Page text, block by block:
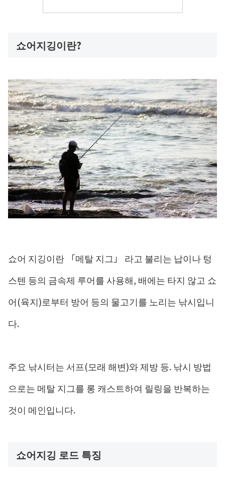
쇼어지깅이란?
쇼어 지깅이란 「메탈 지그」 라고 불리는 납이나 텅
스텐 등의 금속제 루어를 사용해, 배에는 타지 않고 쇼
어(육지)로부터 방어 등의 물고기를 노리는 낚시입니
다.
주요 낚시터는 서프(모래 해변)와 제방 등. 낚시 방법
으로는 메탈 지그를 롱 캐스트하여 릴링을 반복하는
것이 메인입니다.
쇼어지깅 로드 특징